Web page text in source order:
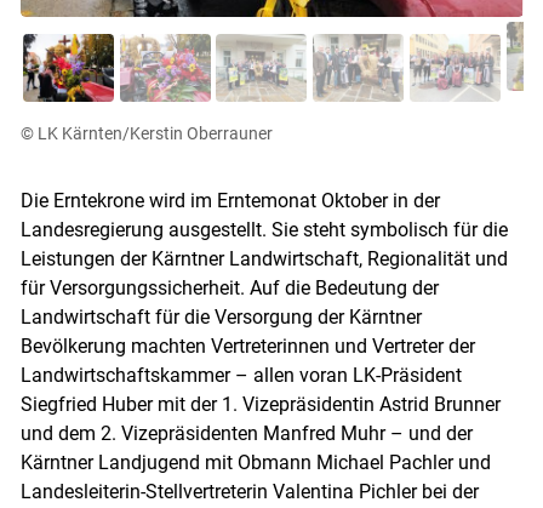
Skip to main content
© LK Kärnten/Kerstin Oberrauner
Die Erntekrone wird im Erntemonat Oktober in der
Landesregierung ausgestellt. Sie steht symbolisch für die
Leistungen der Kärntner Landwirtschaft, Regionalität und
für Versorgungssicherheit. Auf die Bedeutung der
Landwirtschaft für die Versorgung der Kärntner
Bevölkerung machten Vertreterinnen und Vertreter der
Landwirtschaftskammer – allen voran LK-Präsident
Siegfried Huber mit der 1. Vizepräsidentin Astrid Brunner
und dem 2. Vizepräsidenten Manfred Muhr – und der
Kärntner Landjugend mit Obmann Michael Pachler und
Landesleiterin-Stellvertreterin Valentina Pichler bei der